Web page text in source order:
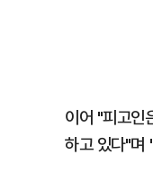
이어 "피고인
하고 있다"며